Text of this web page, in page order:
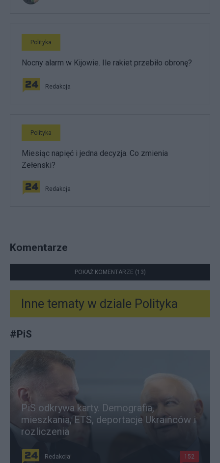
Polityka
Nocny alarm w Kijowie. Ile rakiet przebiło obronę?
Redakcja
Polityka
Miesiąc napięć i jedna decyzja. Co zmienia
Zełenski?
Redakcja
Komentarze
POKAŻ KOMENTARZE (13)
Inne tematy w dziale Polityka
#PiS
PiS odkrywa karty. Demografia,
mieszkania, ETS, deportacje Ukraińców i
rozliczenia
Redakcja 152